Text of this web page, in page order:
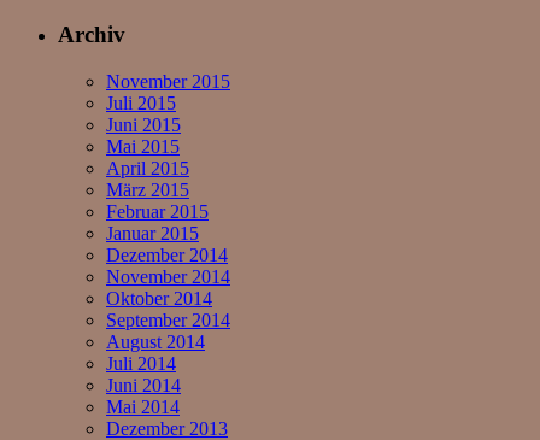
Archiv
November 2015
Juli 2015
Juni 2015
Mai 2015
April 2015
März 2015
Februar 2015
Januar 2015
Dezember 2014
November 2014
Oktober 2014
September 2014
August 2014
Juli 2014
Juni 2014
Mai 2014
Dezember 2013